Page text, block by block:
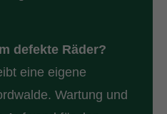
defekte Räder?
eine eigene
Wartung und